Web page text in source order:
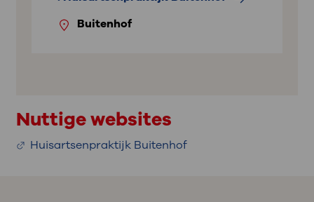
Buitenhof
Nuttige websites
Huisartsenpraktijk Buitenhof